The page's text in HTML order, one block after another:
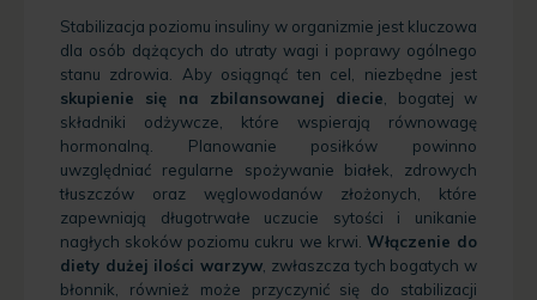
Stabilizacja poziomu insuliny w organizmie jest kluczowa
dla osób dążących do utraty wagi i poprawy ogólnego
stanu zdrowia. Aby osiągnąć ten cel, niezbędne jest
skupienie się na zbilansowanej diecie , bogatej w
składniki odżywcze, które wspierają równowagę
hormonalną. Planowanie posiłków powinno
uwzględniać regularne spożywanie białek, zdrowych
tłuszczów oraz węglowodanów złożonych, które
zapewniają długotrwałe uczucie sytości i unikanie
nagłych skoków poziomu cukru we krwi. Włączenie do
diety dużej ilości warzyw , zwłaszcza tych bogatych w
błonnik, również może przyczynić się do stabilizacji